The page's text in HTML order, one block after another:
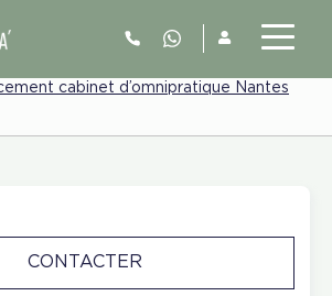
cabinet d’omnipratique Nantes
CONTACTER